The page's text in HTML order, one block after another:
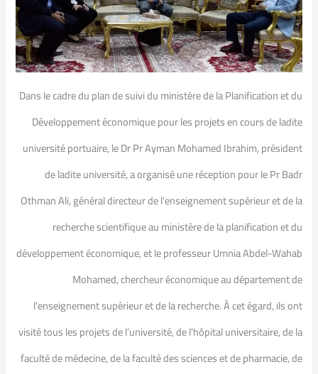
Dans le cadre du plan de suivi du ministère de la Planification et du
Développement économique pour les projets en cours de ladite
université portuaire, le Dr Pr Ayman Mohamed Ibrahim, président
de ladite université, a organisé une réception pour le Pr Badr
Othman Ali, général directeur de l’enseignement supérieur et de la
recherche scientifique au ministère de la planification et du
développement économique, et le professeur Umnia Abdel-Wahab
Mohamed, chercheur économique au département de
l’enseignement supérieur et de la recherche. À cet égard, ils ont
visité tous les projets de l’université, de l’hôpital universitaire, de la
faculté de médecine, de la faculté des sciences et de pharmacie, de